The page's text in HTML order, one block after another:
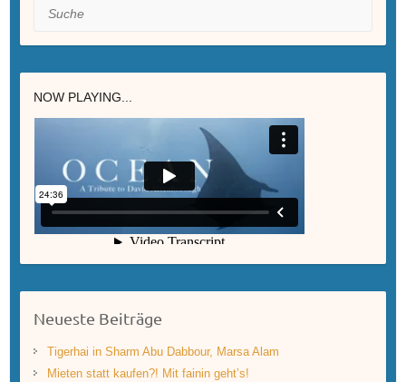
Suche
NOW PLAYING...
Neueste Beiträge
Tigerhai in Sharm Abu Dabbour, Marsa Alam
Mieten statt kaufen?! Mit fainin geht’s!